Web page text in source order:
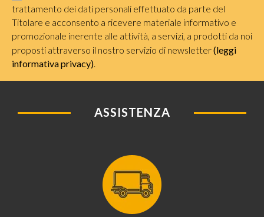
trattamento dei dati personali effettuato da parte del
Titolare e acconsento a ricevere materiale informativo e
promozionale inerente alle attività, a servizi, a prodotti da noi
proposti attraverso il nostro servizio di newsletter(leggi
informativa privacy)
ASSISTENZA